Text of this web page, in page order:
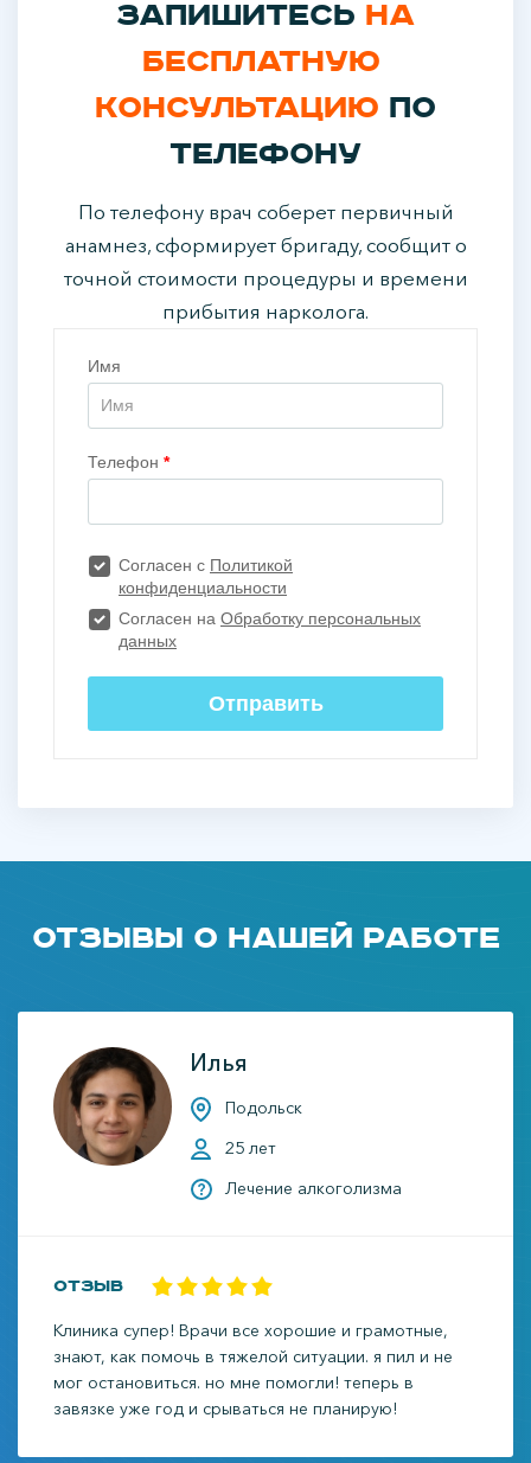
Запишитесь на
бесплатную
консультацию по
телефону
По телефону врач соберет первичный
анамнез, сформирует бригаду, сообщит о
точной стоимости процедуры и времени
прибытия нарколога.
Отзывы о нашей работе
Илья
Подольск
25 лет
Лечение алкоголизма
Отзыв
Клиника супер! Врачи все хорошие и грамотные,
знают, как помочь в тяжелой ситуации. я пил и не
мог остановиться. но мне помогли! теперь в
завязке уже год и срываться не планирую!